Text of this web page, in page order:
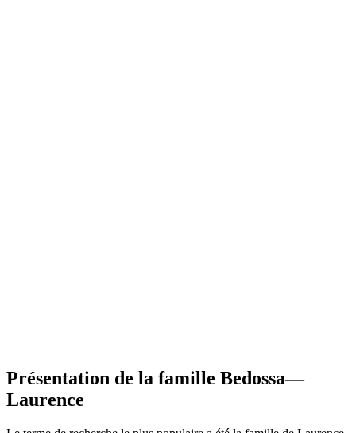
Présentation de la famille Bedossa—
Laurence